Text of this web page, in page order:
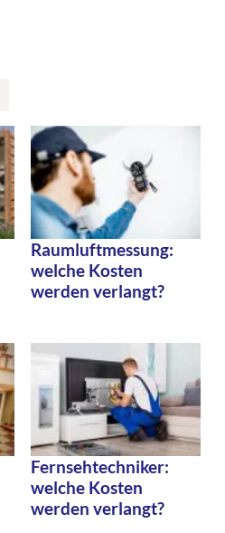
Raumluftmessung:
welche Kosten
werden verlangt?
Fernsehtechniker:
welche Kosten
werden verlangt?